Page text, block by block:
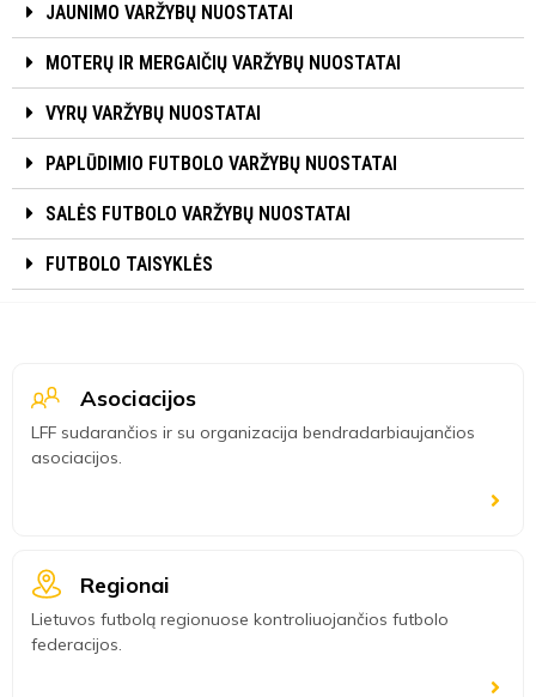
JAUNIMO VARŽYBŲ NUOSTATAI
MOTERŲ IR MERGAIČIŲ VARŽYBŲ NUOSTATAI
VYRŲ VARŽYBŲ NUOSTATAI
PAPLŪDIMIO FUTBOLO VARŽYBŲ NUOSTATAI
SALĖS FUTBOLO VARŽYBŲ NUOSTATAI
FUTBOLO TAISYKLĖS
Asociacijos
LFF sudarančios ir su organizacija bendradarbiaujančios
asociacijos.
Regionai
Lietuvos futbolą regionuose kontroliuojančios futbolo
federacijos.